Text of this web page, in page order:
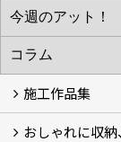
施工作品集
施工作品集
おしゃれに収